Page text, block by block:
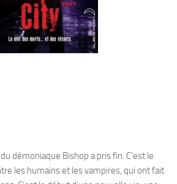
démoniaque Bishop a pris fin. C’est le
les humains et les vampires, qui ont fait